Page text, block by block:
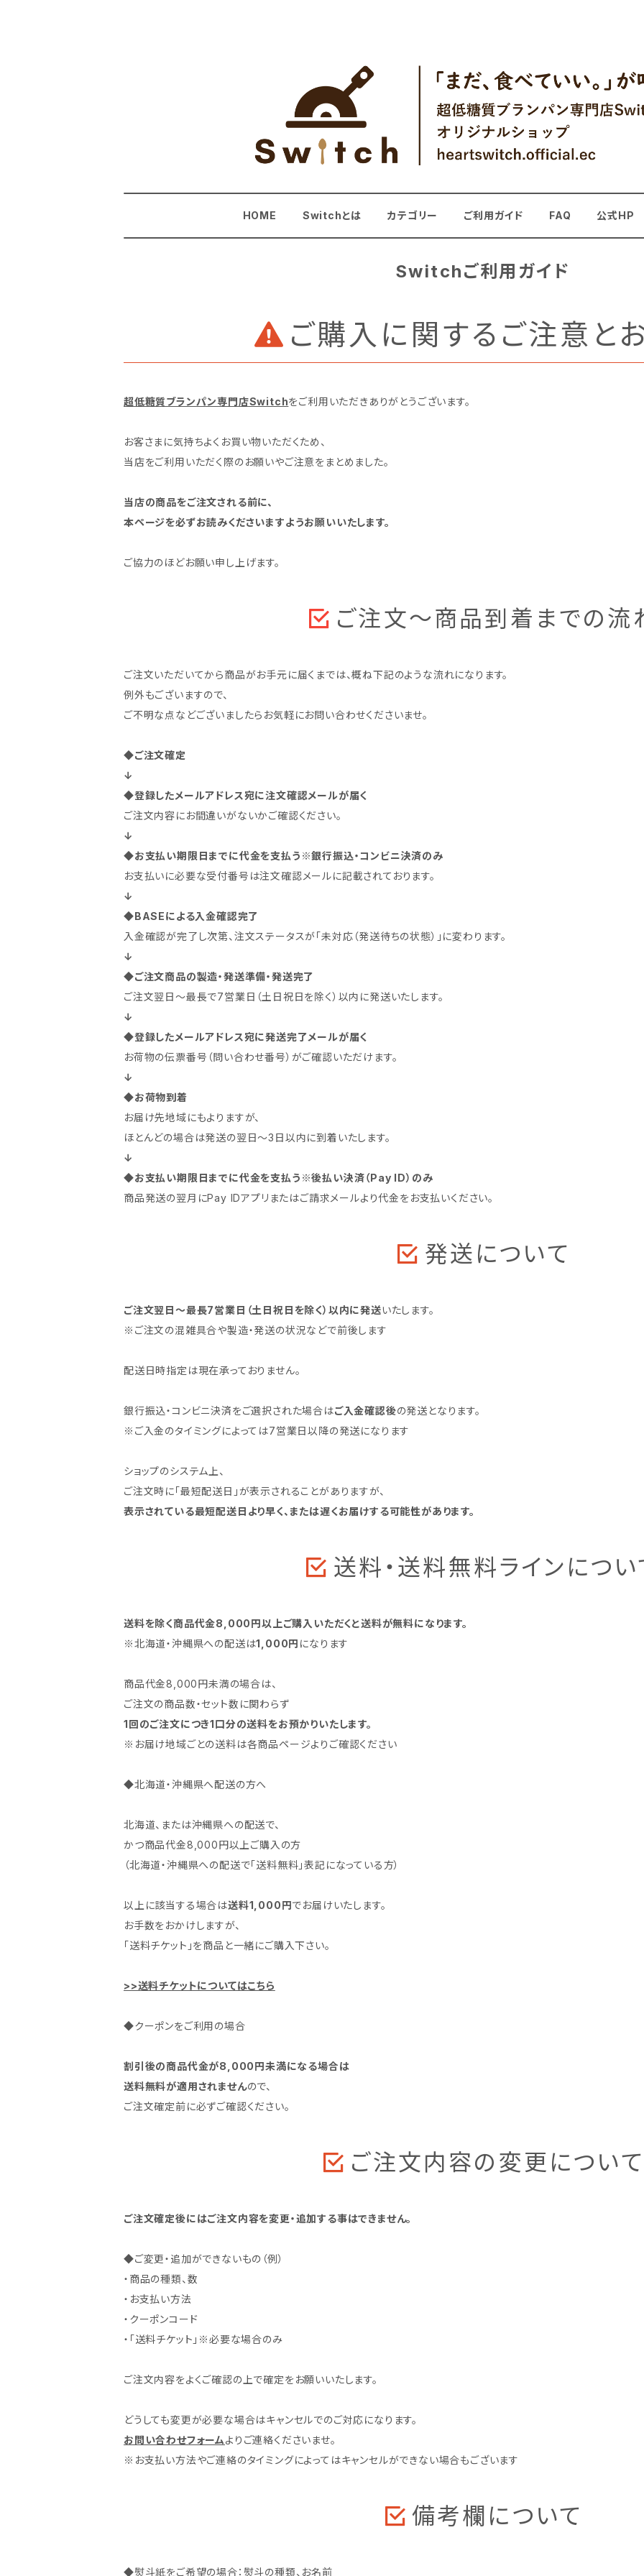
HOME Switchとは カテゴリー ご利用ガイド FAQ 公式HP
Switchご利用ガイド
ご購入に関するご注意と
超低糖質ブランパン専門店Switchをご利用いただきありがとうございます。
お客さまに気持ちよくお買い物いただくため、
当店をご利用いただく際のお願いやご注意をまとめました。
当店の商品をご注文される前に、
本ページを必ずお読みくださいますようお願いいたします。
ご協力のほどお願い申し上げます。
ご注文～商品到着までの流
ご注文いただいてから商品がお手元に届くまでは、概ね下記のような流れになります。
例外もございますので、
ご不明な点などございましたらお気軽にお問い合わせくださいませ。
◆ご注文確定
↓
◆登録したメールアドレス宛に注文確認メールが届く
ご注文内容にお間違いがないかご確認ください。
↓
◆お支払い期限日までに代金を支払う※銀行振込・コンビニ決済のみ
お支払いに必要な受付番号は注文確認メールに記載されております。
↓
◆BASEによる入金確認完了
入金確認が完了し次第、注文ステータスが「未対応（発送待ちの状態）」に変わります。
↓
◆ご注文商品の製造・発送準備・発送完了
ご注文翌日～最長で7営業日（土日祝日を除く）以内に発送いたします。
↓
◆登録したメールアドレス宛に発送完了メールが届く
お荷物の伝票番号（問い合わせ番号）がご確認いただけます。
↓
◆お荷物到着
お届け先地域にもよりますが、
ほとんどの場合は発送の翌日～3日以内に到着いたします。
↓
◆お支払い期限日までに代金を支払う※後払い決済（Pay ID）のみ
商品発送の翌月にPay IDアプリまたはご請求メールより代金をお支払いください。
発送について
ご注文翌日～最長7営業日（土日祝日を除く）以内に発送いたします。
※ご注文の混雑具合や製造・発送の状況などで前後します
配送日時指定は現在承っておりません。
銀行振込・コンビニ決済をご選択された場合はご入金確認後の発送となります。
※ご入金のタイミングによっては7営業日以降の発送になります
ショップのシステム上、
ご注文時に「最短配送日」が表示されることがありますが、
表示されている最短配送日より早く、または遅くお届けする可能性があります。
送料・送料無料ラインについ
送料を除く商品代金8,000円以上ご購入いただくと送料が無料になります。
※北海道・沖縄県への配送は1,000円 になります
商品代金8,000円未満の場合は、
ご注文の商品数・セット数に関わらず
1回のご注文につき1口分の送料をお預かりいたします。
※お届け地域ごとの送料は各商品ページよりご確認ください
◆北海道・沖縄県へ配送の方へ
北海道、または沖縄県への配送で、
かつ商品代金8,000円以上ご購入の方
（北海道・沖縄県への配送で「送料無料」表記になっている方）
以上に該当する場合は送料1,000円でお届けいたします。
お手数をおかけしますが、
「送料チケット」を商品と一緒にご購入下さい。
>>送料チケットについてはこちら
◆クーポンをご利用の場合
割引後の商品代金が8,000円未満になる場合は
送料無料が適用されませんので、
ご注文確定前に必ずご確認ください。
ご注文内容の変更について
ご注文確定後にはご注文内容を変更・追加する事はできません。
◆ご変更・追加ができないもの（例）
・商品の種類、数
・お支払い方法
・クーポンコード
・「送料チケット」※必要な場合のみ
ご注文内容をよくご確認の上で確定をお願いいたします。
どうしても変更が必要な場合はキャンセルでのご対応になります。
お問い合わせフォームよりご連絡くださいませ。
※お支払い方法やご連絡のタイミングによってはキャンセルができない場合もございます
備考欄について
◆熨斗紙をご希望の場合：熨斗の種類、お名前